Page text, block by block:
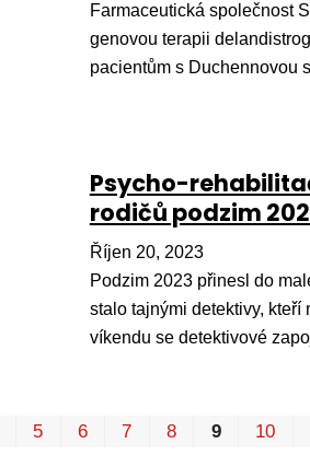
Farmaceutická společnost
genovou terapii
pacientům s Duchennovou
Psycho-
rodičů podzim
Říjen 20, 2023
Podzim 2023 přinesl do
stalo tajnými detektivy,
víkendu se detektivové
5 6 7 8 9 10